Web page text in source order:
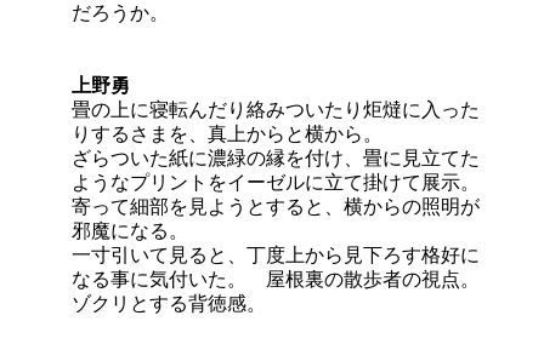
だろうか。
上野勇
畳の上に寝転んだり絡みついたり炬燵に入った
りするさまを、真上からと横から。
ざらついた紙に濃緑の縁を付け、畳に見立てた
ようなプリントをイーゼルに立て掛けて展示。
寄って細部を見ようとすると、横からの照明が
邪魔になる。
一寸引いて見ると、丁度上から見下ろす格好に
なる事に気付いた。 屋根裏の散歩者の視点。
ゾクリとする背徳感。